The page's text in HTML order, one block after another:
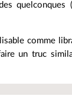
comme
un truc